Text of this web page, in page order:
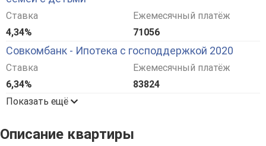
Ставка
4,34%
Ежемесячный платёж
71056
Совкомбанк - Ипотека с господдержкой 2020
Ставка
6,34%
Ежемесячный платёж
83824
Показать ещё
Описание квартиры